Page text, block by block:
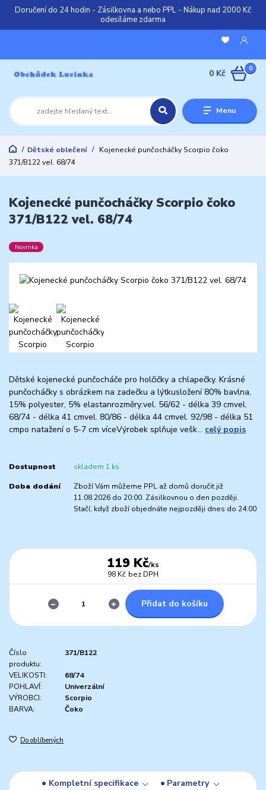
Doručení do 24 hodin - Zásilkovna a nebo PPL - Nákup nad 2000 Kč
odesíláme zdarma
Menu
0
0 Kč
Dětské oblečení
Kojenecké punčocháčky Scorpio čoko
371/B122 vel. 68/74
Kojenecké punčocháčky Scorpio čoko
371/B122 vel. 68/74
Novinka
Dětské kojenecké punčocháče pro holčičky a chlapečky. Krásné
punčocháčky s obrázkem na zadečku a lýtkusložení 80% bavlna,
15% polyester, 5% elastanrozměry:vel. 56/62 - délka 39 cmvel.
68/74 - délka 41 cmvel. 80/86 - délka 44 cmvel. 92/98 - délka 51
cmpo natažení o 5-7 cm víceVýrobek splňuje vešk... celý popis
Dostupnost skladem 1 ks
Doba dodání
Zboží Vám můžeme PPL až domů doručit již
11.08.2026 do 20:00. Zásilkovnou o den později.
Stačí, když zboží objednáte nejpozději dnes do 24:00
119 Kč/ks
98 Kč bez DPH
Přidat do košíku
Číslo
produktu:
371/B122
VELIKOSTI:
68/74
POHLAVÍ:
Univerzální
VÝROBCI:
Scorpio
BARVA:
Čoko
Do oblíbených
Kompletní specifikace
Parametry